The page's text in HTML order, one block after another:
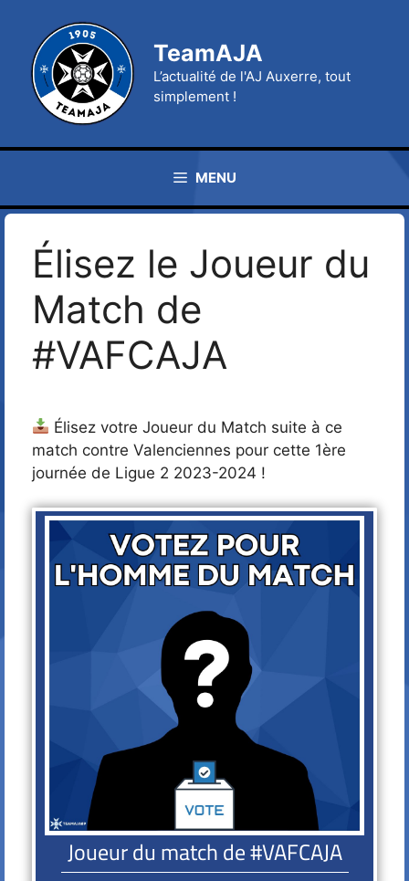
contenu
TeamAJA
L’actualité de l'AJ Auxerre, tout
simplement !
MENU
Élisez le Joueur du
Match de
#VAFCAJA
Élisez votre Joueur du Match suite à ce
match contre Valenciennes pour cette 1ère
journée de Ligue 2 2023-2024 !
Joueur du match de #VAFCAJA